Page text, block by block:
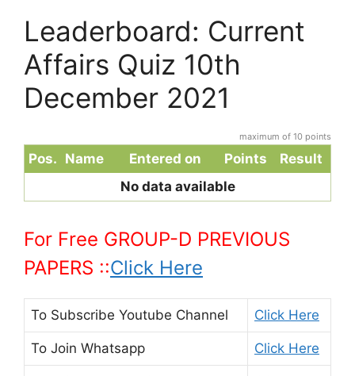
Leaderboard: Current
Affairs Quiz 10th
December 2021
maximum of 10 points
Pos. Name Entered on Points
Result
No data available
For Free GROUP-D PREVIOUS
PAPERS ::Click Here
To Subscribe Youtube Channel Click Here
To Join Whatsapp Click Here